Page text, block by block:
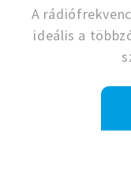
A
ideális a